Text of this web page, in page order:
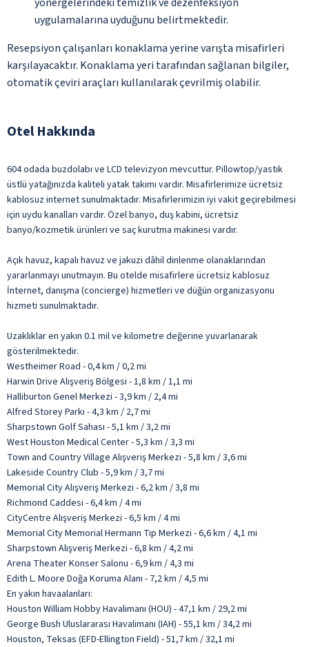
uygulamalarına uyduğunu belirtmektedir.
Resepsiyon çalışanları konaklama yerine varışta misafirleri
karşılayacaktır. Konaklama yeri tarafından sağlanan bilgiler,
otomatik çeviri araçları kullanılarak çevrilmiş olabilir.
Otel Hakkında
604 odada buzdolabı ve LCD televizyon mevcuttur. Pillowtop/yastık
üstlü yatağınızda kaliteli yatak takımı vardır. Misafirlerimize ücretsiz
kablosuz internet sunulmaktadır. Misafirlerimizin iyi vakit geçirebilmesi
için uydu kanalları vardır. Özel banyo, duş kabini, ücretsiz
banyo/kozmetik ürünleri ve saç kurutma makinesi vardır.
Açık havuz, kapalı havuz ve jakuzi dâhil dinlenme olanaklarından
yararlanmayı unutmayın. Bu otelde misafirlere ücretsiz kablosuz
İnternet, danışma (concierge) hizmetleri ve düğün organizasyonu
hizmeti sunulmaktadır.
Uzaklıklar en yakın 0.1 mil ve kilometre değerine yuvarlanarak
gösterilmektedir.
Westheimer Road - 0,4 km / 0,2 mi
Harwin Drive Alışveriş Bölgesi - 1,8 km / 1,1 mi
Halliburton Genel Merkezi - 3,9 km / 2,4 mi
Alfred Storey Parkı - 4,3 km / 2,7 mi
Sharpstown Golf Sahası - 5,1 km / 3,2 mi
West Houston Medical Center - 5,3 km / 3,3 mi
Town and Country Village Alışveriş Merkezi - 5,8 km / 3,6 mi
Lakeside Country Club - 5,9 km / 3,7 mi
Memorial City Alışveriş Merkezi - 6,2 km / 3,8 mi
Richmond Caddesi - 6,4 km / 4 mi
CityCentre Alışveriş Merkezi - 6,5 km / 4 mi
Memorial City Memorial Hermann Tıp Merkezi - 6,6 km / 4,1 mi
Sharpstown Alışveriş Merkezi - 6,8 km / 4,2 mi
Arena Theater Konser Salonu - 6,9 km / 4,3 mi
Edith L. Moore Doğa Koruma Alanı - 7,2 km / 4,5 mi
En yakın havaalanları:
Houston William Hobby Havalimanı (HOU) - 47,1 km / 29,2 mi
George Bush Uluslararası Havalimanı (IAH) - 55,1 km / 34,2 mi
Houston, Teksas (EFD-Ellington Field) - 51,7 km / 32,1 mi